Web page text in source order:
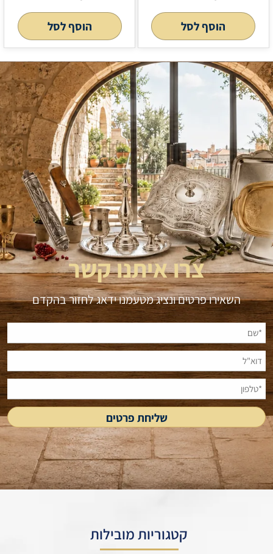
הוסף לסל הוסף לסל
צרו איתנו קשר
השאירו פרטים ונציג מטעמנו ידאג לחזור בהקדם
קטגוריות מובילות